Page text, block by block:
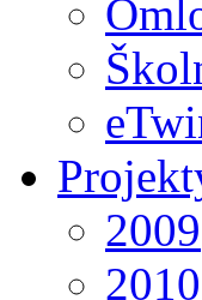
2009
2010